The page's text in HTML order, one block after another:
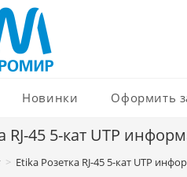
Новинки Оформить
RJ-45 5-кат UTP
> Etika Розетка RJ-45 5-кат UTP